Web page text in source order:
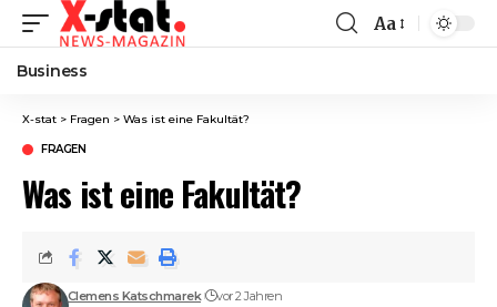
Font
Aa
Business
X-stat > Fragen > Was ist eine Fakultät?
FRAGEN
Was ist eine Fakultät?
Clemens Katschmarek vor 2 Jahren